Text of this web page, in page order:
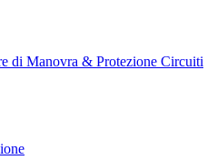
di Manovra & Protezione Circuiti